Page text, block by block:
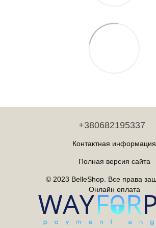
+380682195337
Контактная информация
Полная версия сайта
© 2023 BelleShop. Все права
Онлайн оплата